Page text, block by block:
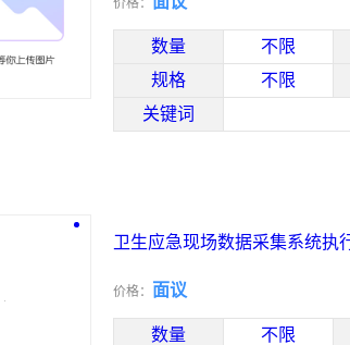
数量 不限
规格
不限
关键词
卫生应急现场数据采集系统执
价格： 面议
数量 不限